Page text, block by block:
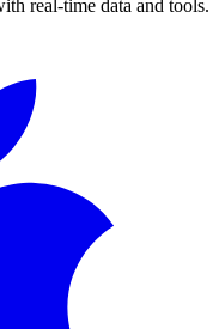
real-time data and tools.